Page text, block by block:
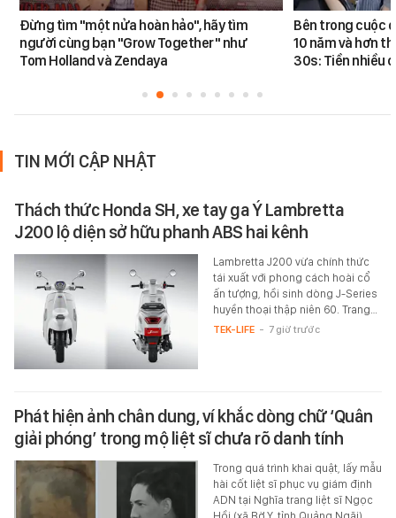
Đừng tìm "một nửa hoàn hảo", hãy tìm
người cùng bạn "Grow Together" như
Tom Holland và Zendaya
Bên trong cuộc
10 năm và hơn
30s: Tiền nhiều
TIN MỚI CẬP NHẬT
Thách thức Honda SH, xe tay ga Ý Lambretta
J200 lộ diện sở hữu phanh ABS hai kênh
Lambretta J200 vừa chính thức
tái xuất với phong cách hoài cổ
ấn tượng, hồi sinh dòng J-Series
huyền thoại thập niên 60. Trang…
TEK-LIFE - 7 giờ trước
Phát hiện ảnh chân dung, ví khắc dòng chữ ‘Quân
giải phóng’ trong mộ liệt sĩ chưa rõ danh tính
Trong quá trình khai quật, lấy mẫu
hài cốt liệt sĩ phục vụ giám định
ADN tại Nghĩa trang liệt sĩ Ngọc